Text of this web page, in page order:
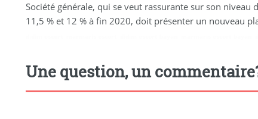
Société générale, qui se veut rassurante sur son
11,5 % et 12 % à fin 2020, doit présenter un nouveau
Une question, un